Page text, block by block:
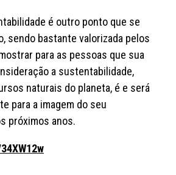
é outro ponto que se
sendo bastante valorizada pelos
para as pessoas que sua
a sustentabilidade,
naturais do planeta, é e será
para a imagem do seu
próximos anos.